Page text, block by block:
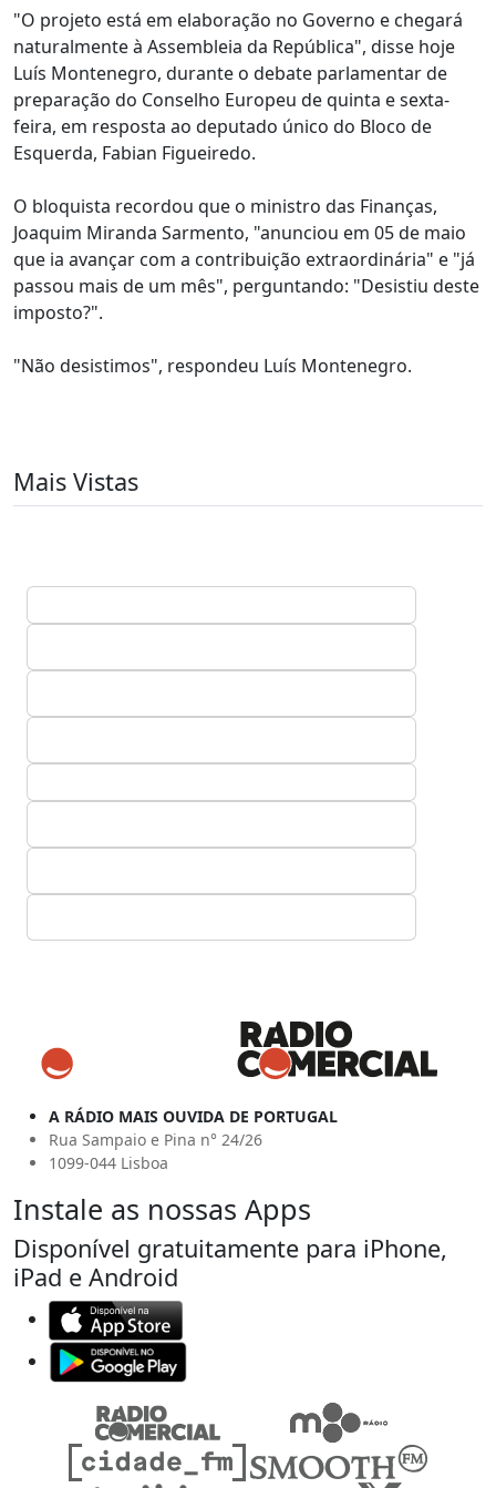
"O projeto está em elaboração no Governo e chegará
naturalmente à Assembleia da República", disse hoje
Luís Montenegro, durante o debate parlamentar de
preparação do Conselho Europeu de quinta e sexta-
feira, em resposta ao deputado único do Bloco de
Esquerda, Fabian Figueiredo.
O bloquista recordou que o ministro das Finanças,
Joaquim Miranda Sarmento, "anunciou em 05 de maio
que ia avançar com a contribuição extraordinária" e "já
passou mais de um mês", perguntando: "Desistiu deste
imposto?".
"Não desistimos", respondeu Luís Montenegro.
Mais Vistas
A RÁDIO MAIS OUVIDA DE PORTUGAL
Rua Sampaio e Pina n° 24/26
1099-044 Lisboa
Instale as nossas Apps
Disponível gratuitamente para iPhone,
iPad e Android